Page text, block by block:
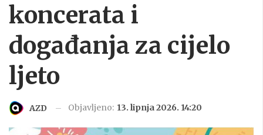
koncerata i
događanja za cijelo
ljeto
AZD Objavljeno: 13. lipnja 2026. 14:20